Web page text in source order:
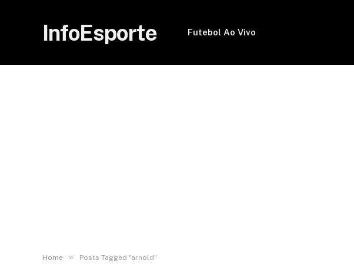
InfoEsporte Futebol Ao Vivo
Home » Posts Tagged "arnold"